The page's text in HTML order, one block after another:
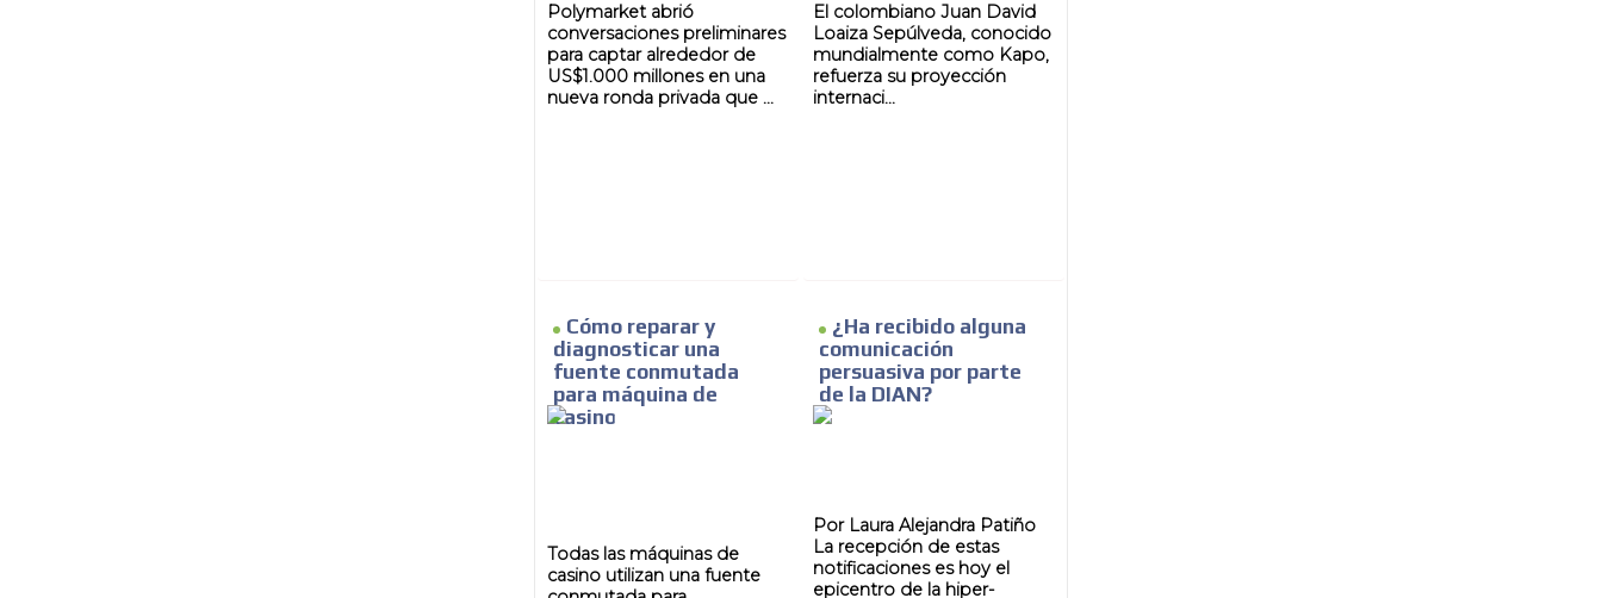
Polymarket abrió
conversaciones preliminares
para captar alrededor de
US$1.000 millones en una
nueva ronda privada que ...
El colombiano Juan David
Loaiza Sepúlveda, conocido
mundialmente como Kapo,
refuerza su proyección
internaci...
Cómo reparar y
diagnosticar una
fuente conmutada
para máquina de
casino
Todas las máquinas de
casino utilizan una fuente
¿Ha recibido alguna
comunicación
persuasiva por parte
de la DIAN?
Por Laura Alejandra Patiño
La recepción de estas
notificaciones es hoy el
epicentro de la hiper-